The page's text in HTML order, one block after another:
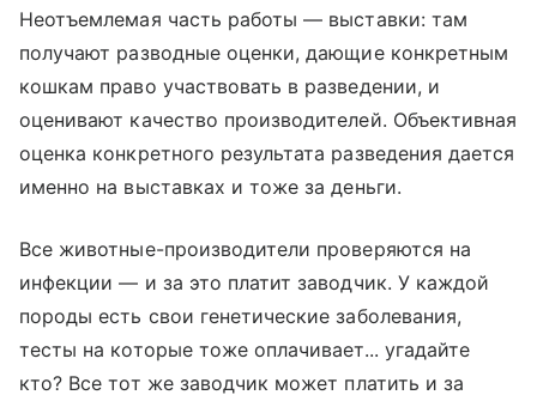
Неотъемлемая часть работы — выставки: там
получают разводные оценки, дающие конкретным
кошкам право участвовать в разведении, и
оценивают качество производителей. Объективная
оценка конкретного результата разведения дается
именно на выставках и тоже за деньги.
Все животные-производители проверяются на
инфекции — и за это платит заводчик. У каждой
породы есть свои генетические заболевания,
тесты на которые тоже оплачивает... угадайте
кто? Все тот же заводчик может платить и за